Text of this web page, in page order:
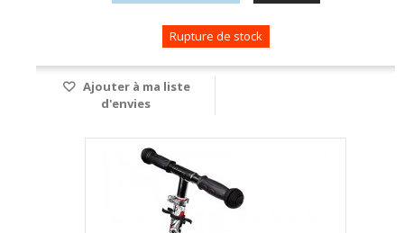
Rupture de stock
Ajouter à ma liste
d'envies